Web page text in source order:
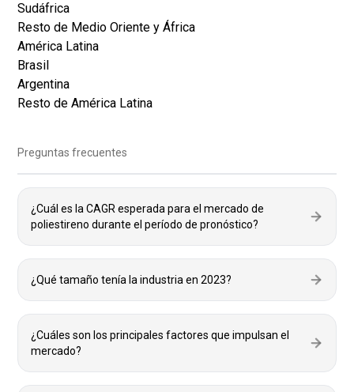
Sudáfrica
Resto de Medio Oriente y África
América Latina
Brasil
Argentina
Resto de América Latina
Preguntas frecuentes
¿Cuál es la CAGR esperada para el mercado de
poliestireno durante el período de pronóstico?
¿Qué tamaño tenía la industria en 2023?
¿Cuáles son los principales factores que impulsan el
mercado?